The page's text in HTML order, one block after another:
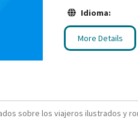
Idioma:
More Details
sobre los viajeros ilustrados y